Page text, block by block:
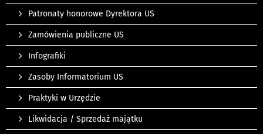
Patronaty honorowe Dyrektora US
Zamówienia publiczne US
Infografiki
Zasoby Informatorium US
Praktyki w Urzędzie
Likwidacja / Sprzedaż majątku